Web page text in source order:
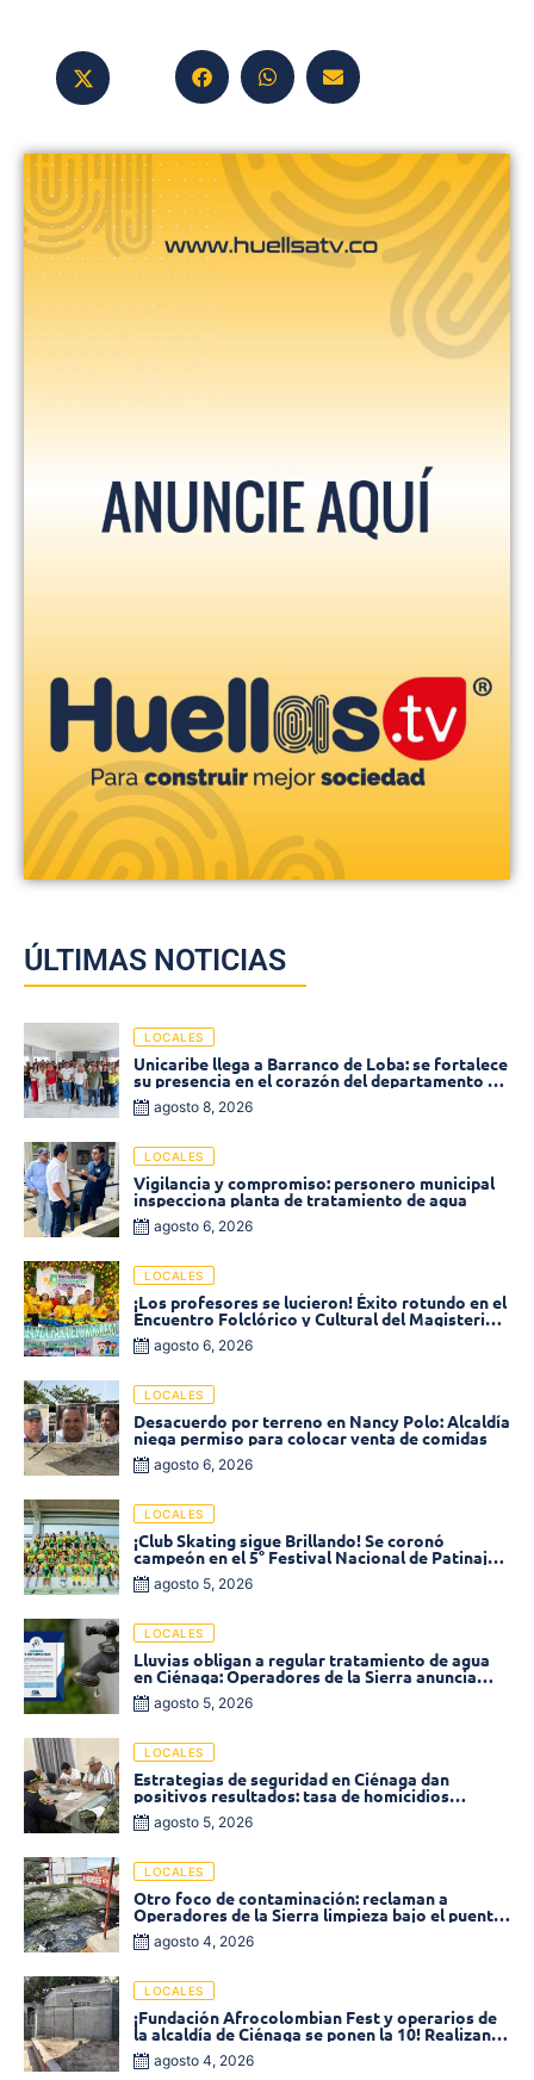
ÚLTIMAS NOTICIAS
LOCALES
Unicaribe llega a Barranco de Loba: se fortalece
su presencia en el corazón del departamento de
Bolívar
agosto 8, 2026
LOCALES
Vigilancia y compromiso: personero municipal
inspecciona planta de tratamiento de agua
agosto 6, 2026
LOCALES
¡Los profesores se lucieron! Éxito rotundo en el
Encuentro Folclórico y Cultural del Magisterio
2026 en Ciénaga
agosto 6, 2026
LOCALES
Desacuerdo por terreno en Nancy Polo: Alcaldía
niega permiso para colocar venta de comidas
agosto 6, 2026
LOCALES
¡Club Skating sigue Brillando! Se coronó
campeón en el 5° Festival Nacional de Patinaje
«Soledad sobre Ruedas»
agosto 5, 2026
LOCALES
Lluvias obligan a regular tratamiento de agua
en Ciénaga: Operadores de la Sierra anuncia
baja presión en varios sectores
agosto 5, 2026
LOCALES
Estrategias de seguridad en Ciénaga dan
positivos resultados: tasa de homicidios
disminuyó un 58% en 2026
agosto 5, 2026
LOCALES
Otro foco de contaminación: reclaman a
Operadores de la Sierra limpieza bajo el puente
de la calle 19 con carrera 11
agosto 4, 2026
LOCALES
¡Fundación Afrocolombian Fest y operarios de
la alcaldía de Ciénaga se ponen la 10! Realizan
limpieza de la parte posterior del Coliseo
Monumental
agosto 4, 2026